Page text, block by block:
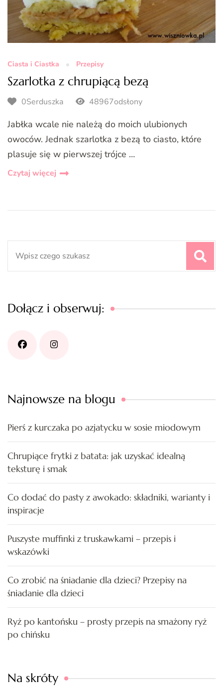
Ciasta i Ciastka Przepisy
Szarlotka z chrupiącą bezą
0Serduszka 48967odsłony
Jabłka wcale nie należą do moich ulubionych
owoców. Jednak szarlotka z bezą to ciasto, które
plasuje się w pierwszej trójce …
Czytaj więcej
Dołącz i obserwuj:
Najnowsze na blogu
Pierś z kurczaka po azjatycku w sosie miodowym
Chrupiące frytki z batata: jak uzyskać idealną
teksturę i smak
Co dodać do pasty z awokado: składniki, warianty i
inspiracje
Puszyste muffinki z truskawkami – przepis i
wskazówki
Co zrobić na śniadanie dla dzieci? Przepisy na
śniadanie dla dzieci
Ryż po kantońsku – prosty przepis na smażony ryż
po chińsku
Na skróty